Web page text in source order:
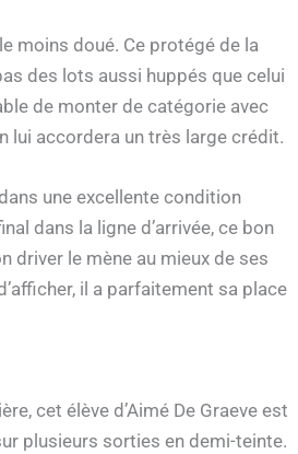
moins doué. Ce protégé de la
des lots aussi huppés que celui
de monter de catégorie avec
lui accordera un très large crédit.
une excellente condition
dans la ligne d’arrivée, ce bon
driver le mène au mieux de ses
il a parfaitement sa place
cet élève d’Aimé De Graeve est
plusieurs sorties en demi-teinte.